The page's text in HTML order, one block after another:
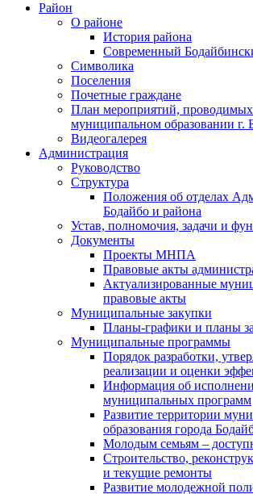
Район
О районе
История района
Современный
Символика
Поселения
Почетные граждане
План мероприятий,
муниципальном образовании г.
Видеогалерея
Администрация
Руководство
Структура
Положения об отделах
Бодайбо и района
Устав, полномочия, задачи и
Документы
Проекты МНПА
Правовые акты
Актуализированные
правовые акты
Муниципальные закупки
Планы-графики и планы
Муниципальные программы
Порядок разработки,
реализации и оценки
Информация об
муниципальных программ
Развитие территории
образования города
Молодым семьям –
Строительство,
и текущие ремонты
Развитие молодежной